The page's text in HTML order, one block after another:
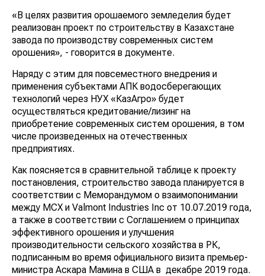
«В целях развития орошаемого земледелия будет
реализован проект по строительству в Казахстане
завода по производству современных систем
орошения», - говорится в документе.
Наряду с этим для повсеместного внедрения и
применения субъектами АПК водосберегающих
технологий через НУХ «КазАгро» будет
осуществляться кредитование/лизинг на
приобретение современных систем орошения, в том
числе произведенных на отечественных
предприятиях.
Как поясняется в сравнительной таблице к проекту
постановления, строительство завода планируется в
соответствии с Меморандумом о взаимопонимании
между МСХ и Valmont Industries Inc от 10.07.2019 года,
а также в соответствии с Соглашением о принципах
эффективного орошения и улучшения
производительности сельского хозяйства в РК,
подписанным во время официального визита премьер-
министра Аскара Мамина в США в декабре 2019 года.